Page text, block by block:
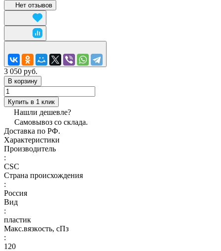
Нет отзывов
3 050 руб.
В корзину
Купить в 1 клик
Нашли дешевле?
Самовывоз со склада.
Доставка по РФ.
Характеристики
Производитель
:
CSC
Страна происхождения
:
Россия
Вид
:
пластик
Макс.вязкoсть, сПз
:
120